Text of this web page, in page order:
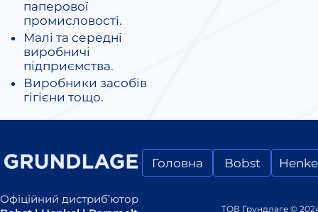
паперової
промисловості.
Малі та середні
виробничі
підприємства.
Виробники засобів
гігієни тощо.
Офіційний дистриб’ютор
Головна Bobst
ТОВ Грундлаге ©